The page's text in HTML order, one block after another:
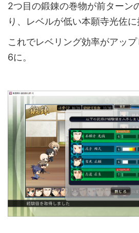
2つ目の鍛錬の巻物が前ターン
り、レベルが低い本願寺光佐に
これでレベリング効率がアッ
6に。